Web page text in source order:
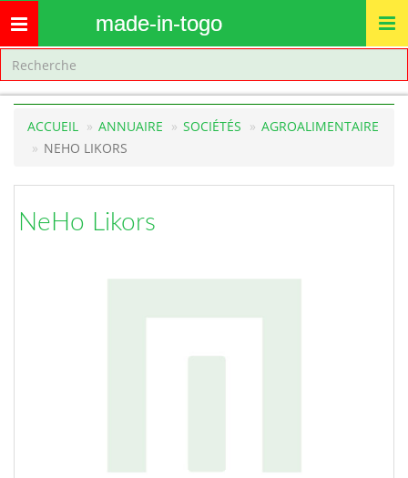
Toggle
navigation
made-in-togo
ACCUEIL ANNUAIRE SOCIÉTÉS
AGROALIMENTAIRE
NEHO LIKORS
NeHo Likors